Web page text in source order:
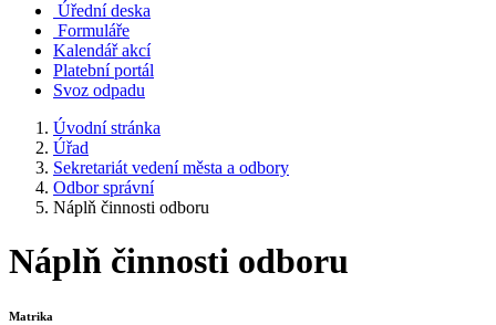
Úřední deska
Formuláře
Kalendář akcí
Platební portál
Svoz odpadu
Úvodní stránka
Úřad
Sekretariát vedení města a odbory
Odbor správní
Náplň činnosti odboru
Náplň činnosti odboru
Matrika